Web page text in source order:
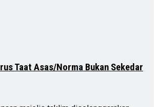
Taat Asas/Norma Bukan Sekedar